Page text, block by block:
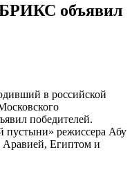
объявил
в российской
победителей.
режиссера Абу
Аравией, Египтом и